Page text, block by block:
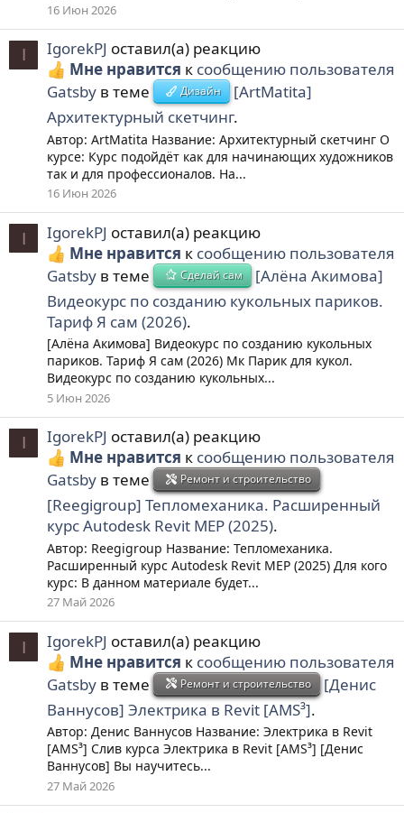
16 Июн 2026
I IgorekPJ оставил(а) реакцию
Мне нравится к сообщению пользователя
Gatsby в теме Дизайн
[ArtMatita]
Архитектурный скетчинг.
Автор: ArtMatita Название: Архитектурный скетчинг О
курсе: Курс подойдёт как для начинающих художников
так и для профессионалов. На...
16 Июн 2026
I IgorekPJ оставил(а) реакцию
Мне нравится к сообщению пользователя
Gatsby в теме Сделай сам
[Алёна Акимова]
Видеокурс по созданию кукольных париков.
Тариф Я сам (2026).
[Алёна Акимова] Видеокурс по созданию кукольных
париков. Тариф Я сам (2026) Мк Парик для кукол.
Видеокурс по созданию кукольных...
5 Июн 2026
I IgorekPJ оставил(а) реакцию
Мне нравится к сообщению пользователя
Gatsby в теме Ремонт и строительство
[Reegigroup] Тепломеханика. Расширенный
курс Autodesk Revit MEP (2025).
Автор: Reegigroup Название: Тепломеханика.
Расширенный курс Autodesk Revit MEP (2025) Для кого
курс: В данном материале будет...
27 Май 2026
I IgorekPJ оставил(а) реакцию
Мне нравится к сообщению пользователя
Gatsby в теме Ремонт и строительство
[Денис
Ваннусов] Электрика в Revit [AMS³].
Автор: Денис Ваннусов Название: Электрика в Revit
[AMS³] Слив курса Электрика в Revit [AMS³] [Денис
Ваннусов] Вы научитесь...
27 Май 2026